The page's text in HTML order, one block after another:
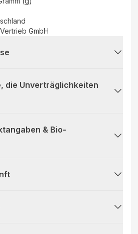
GmbH
die Unverträglichkeiten
& Bio-